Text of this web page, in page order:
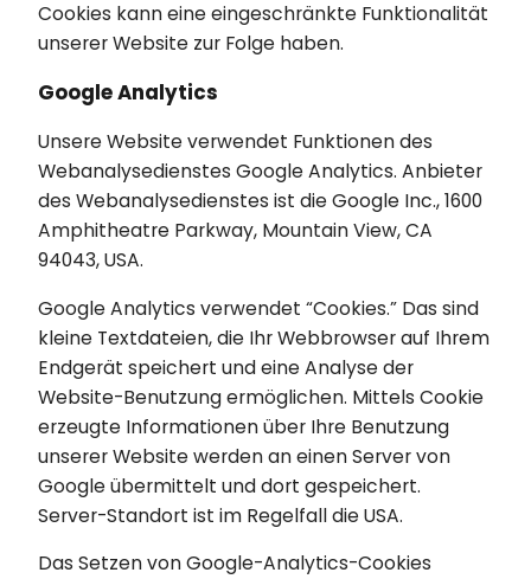
Cookies kann eine eingeschränkte Funktionalität
unserer Website zur Folge haben.
Google Analytics
Unsere Website verwendet Funktionen des
Webanalysedienstes Google Analytics. Anbieter
des Webanalysedienstes ist die Google Inc., 1600
Amphitheatre Parkway, Mountain View, CA
94043, USA.
Google Analytics verwendet “Cookies.” Das sind
kleine Textdateien, die Ihr Webbrowser auf Ihrem
Endgerät speichert und eine Analyse der
Website-Benutzung ermöglichen. Mittels Cookie
erzeugte Informationen über Ihre Benutzung
unserer Website werden an einen Server von
Google übermittelt und dort gespeichert.
Server-Standort ist im Regelfall die USA.
Das Setzen von Google-Analytics-Cookies